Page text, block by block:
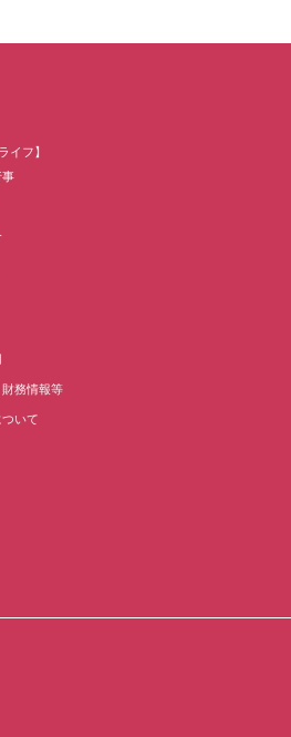
イフ】
事
務情報等
いて